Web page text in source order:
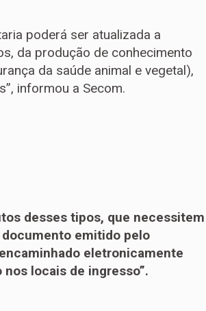
poderá ser atualizada a
da produção de conhecimento
da saúde animal e vegetal),
informou a Secom.
desses tipos, que necessitem
emitido pelo
eletronicamente
locais de ingresso”.